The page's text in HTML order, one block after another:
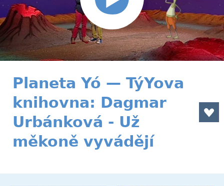
Planeta Yó — TýYova
knihovna: Dagmar
Urbánková - Už
měkoně vyvádějí